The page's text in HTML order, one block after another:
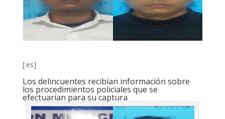
[:es]
Los delincuentes recibían información sobre
los procedimientos policiales que se
efectuarían para su captura